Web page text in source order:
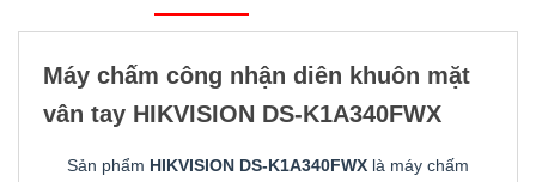
Máy chấm công nhận diên khuôn mặt
vân tay HIKVISION DS-K1A340FWX
Sản phẩm HIKVISION DS-K1A340FWX là máy chấm